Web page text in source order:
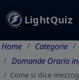
LightQuiz
Home Categorie
Domande Orario
Come si dice